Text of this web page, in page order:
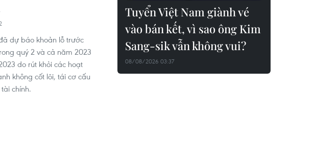
dự báo khoản lỗ trước
quý 2 và cả năm 2023
do rút khỏi các hoạt
không cốt lõi, tái cơ cấu
chính.
Tuyển Việt Nam giành vé
vào bán kết, vì sao ông Kim
Sang-sik vẫn không vui?
08/08/2026 03:37